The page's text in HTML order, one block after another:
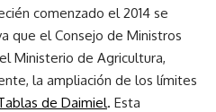
comenzado el 2014 se
que el Consejo de Ministros
Ministerio de Agricultura,
la ampliación de los límites
de Daimiel. Esta